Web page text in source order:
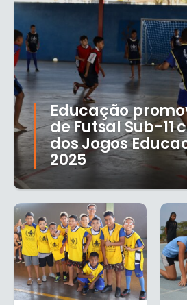
Educação
de Futsal Sub-11
dos Jogos
2025